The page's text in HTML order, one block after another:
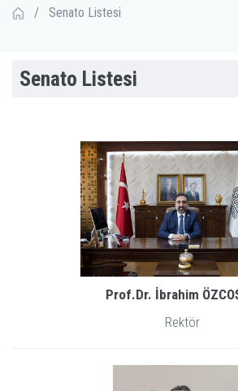
/ Senato Listesi
Senato Listesi
Prof.Dr. İbrahim
Rektör